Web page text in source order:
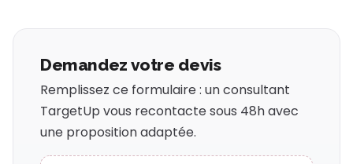
Demandez votre devis
Remplissez ce formulaire : un consultant
TargetUp vous recontacte sous 48h avec
une proposition adaptée.